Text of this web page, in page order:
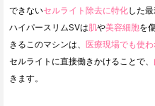
できないセルライト除去に特化した最
ハイパースリムSVは肌や美容細胞を
きるこのマシンは、 医療現場でも使わ
セルライトに直接働きかけることで、
きます。